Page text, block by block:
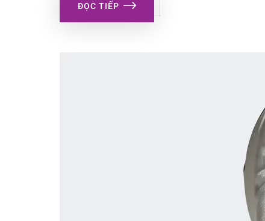
ĐỌC TIẾP